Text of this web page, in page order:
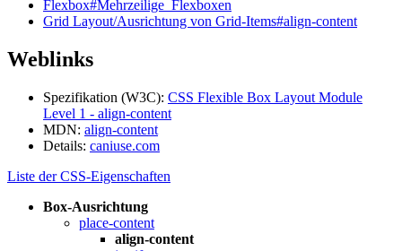
Flexbox#Mehrzeilige_Flexboxen
Grid Layout/Ausrichtung von Grid-Items#align-content
Weblinks
Spezifikation (W3C): CSS Flexible Box Layout Module
Level 1 - align-content
MDN: align-content
Details: caniuse.com
Liste der CSS-Eigenschaften
Box-Ausrichtung
place-content
align-content